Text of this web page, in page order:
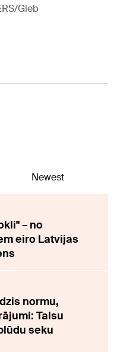
Gleb
Newest
– no
eiro Latvijas
normu,
Talsu
seku